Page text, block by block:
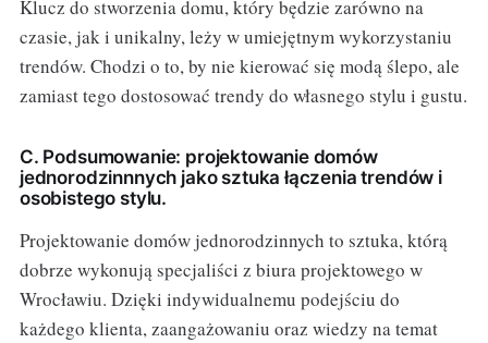
Klucz do stworzenia domu, który będzie zarówno na
czasie, jak i unikalny, leży w umiejętnym wykorzystaniu
trendów. Chodzi o to, by nie kierować się modą ślepo, ale
zamiast tego dostosować trendy do własnego stylu i gustu.
C. Podsumowanie: projektowanie domów
jednorodzinnnych jako sztuka łączenia trendów i
osobistego stylu.
Projektowanie domów jednorodzinnych to sztuka, którą
dobrze wykonują specjaliści z biura projektowego w
Wrocławiu. Dzięki indywidualnemu podejściu do
każdego klienta, zaangażowaniu oraz wiedzy na temat